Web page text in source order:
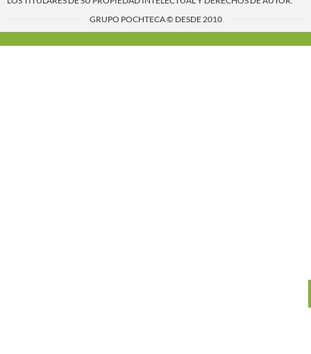
GRUPO POCHTECA © DESDE 2010